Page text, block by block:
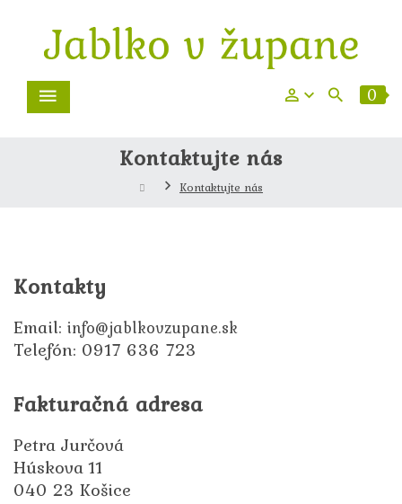
0
Kontaktujte nás
Kontaktujte nás
Kontakty
Email: info@jablkovzupane.sk
Telefón: 0917 636 723
Fakturačná adresa
Petra Jurčová
Húskova 11
040 23 Košice